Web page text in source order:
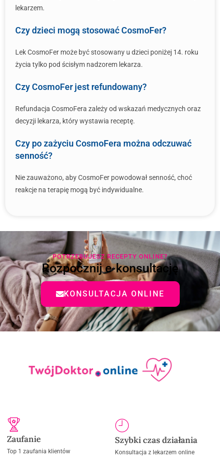
lekarzem.
Czy dzieci mogą stosować CosmoFer?
Lek CosmoFer może być stosowany u dzieci poniżej 14. roku
życia tylko pod ścisłym nadzorem lekarza.
Czy CosmoFer jest refundowany?
Refundacja CosmoFera zależy od wskazań medycznych oraz
decyzji lekarza, który wystawia receptę.
Czy po zażyciu CosmoFera można odczuwać
senność?
Nie zauważono, aby CosmoFer powodował senność, choć
reakcje na terapię mogą być indywidualne.
POTRZEBUJESZ RECEPTY ONLINE?
Rozpocznij e-konsultację
KONSULTACJA ONLINE
Zaufanie
Top 1 zaufania klientów
Szybki czas działania
Konsultacja z lekarzem online